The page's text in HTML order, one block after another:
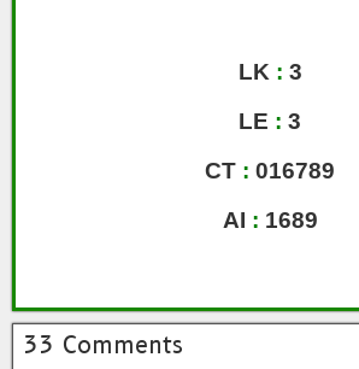
LK : 3
LE : 3
CT : 016789
AI : 1689
33 Comments